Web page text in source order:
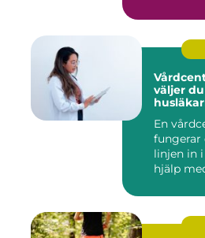
väljer
En
fungerar
linjen in
hjälp